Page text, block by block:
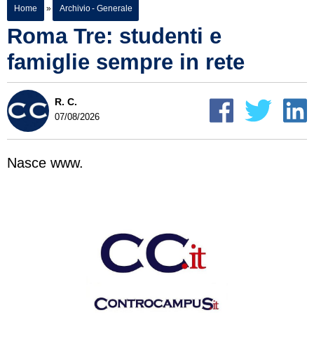
Home » Archivio - Generale
Roma Tre: studenti e
famiglie sempre in rete
R. C.
07/08/2026
Nasce www.